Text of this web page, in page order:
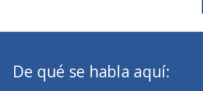
De qué se habla aquí: